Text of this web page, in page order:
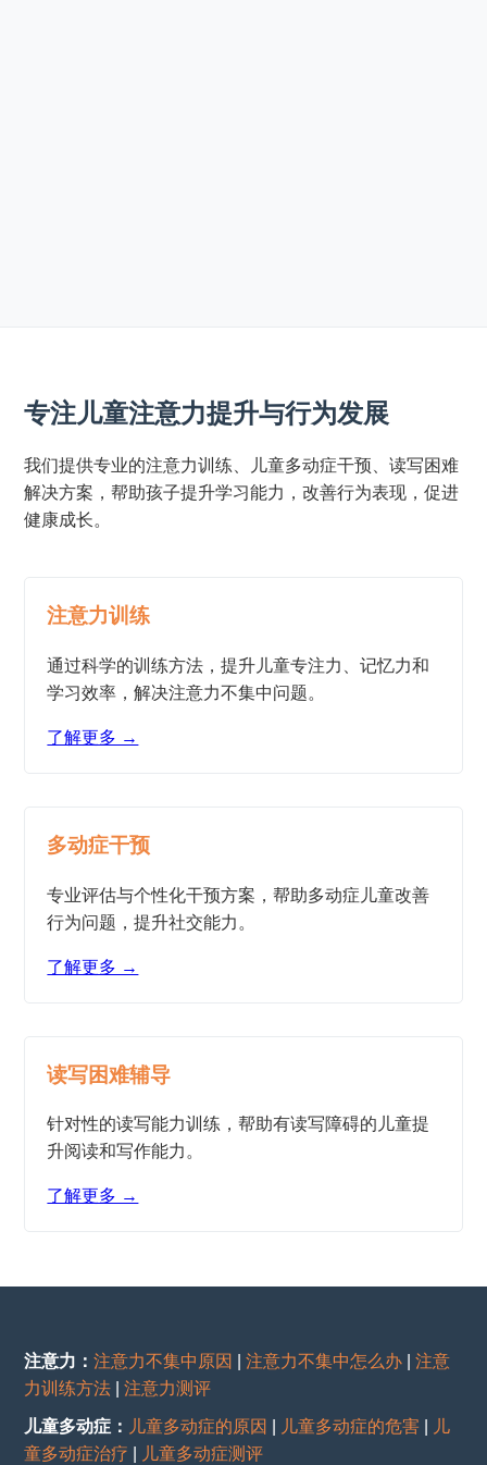
专注儿童注意力提升与行为发展
我们提供专业的注意力训练、儿童多动症干预、读写困难
解决方案，帮助孩子提升学习能力，改善行为表现，促进
健康成长。
注意力训练
通过科学的训练方法，提升儿童专注力、记忆力和
学习效率，解决注意力不集中问题。
了解更多 →
多动症干预
专业评估与个性化干预方案，帮助多动症儿童改善
行为问题，提升社交能力。
了解更多 →
读写困难辅导
针对性的读写能力训练，帮助有读写障碍的儿童提
升阅读和写作能力。
了解更多 →
注意力：注意力不集中原因 |注意力不集中怎么办 |注意
力训练方法 |注意力测评
儿童多动症： 儿童多动症的原因 儿童多动症的危害
儿
童多动症治疗
儿童多动症测评